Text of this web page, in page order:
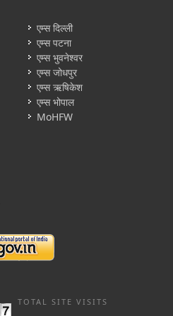
एम्स दिल्ली
एम्स पटना
एम्स भुवनेश्वर
एम्स जोधपुर
एम्स ऋषिकेश
एम्स भोपाल
MoHFW
TOTAL SITE VISITS